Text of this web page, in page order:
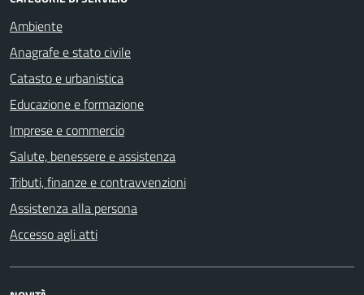
Ambiente
Anagrafe e stato civile
Catasto e urbanistica
Educazione e formazione
Imprese e commercio
Salute, benessere e assistenza
Tributi, finanze e contravvenzioni
Assistenza alla persona
Accesso agli atti